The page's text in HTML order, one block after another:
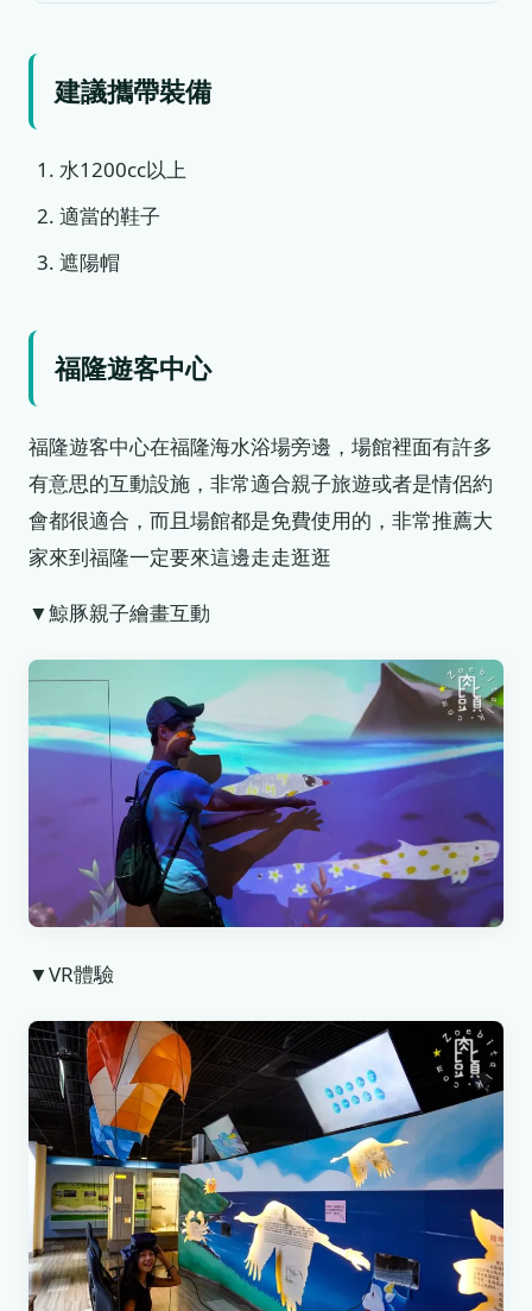
建議攜帶裝備
水1200cc以上
適當的鞋子
遮陽帽
福隆遊客中心
福隆遊客中心在福隆海水浴場旁邊，場館裡面有許多
有意思的互動設施，非常適合親子旅遊或者是情侶約
會都很適合，而且場館都是免費使用的，非常推薦大
家來到福隆一定要來這邊走走逛逛
▼鯨豚親子繪畫互動
▼VR體驗